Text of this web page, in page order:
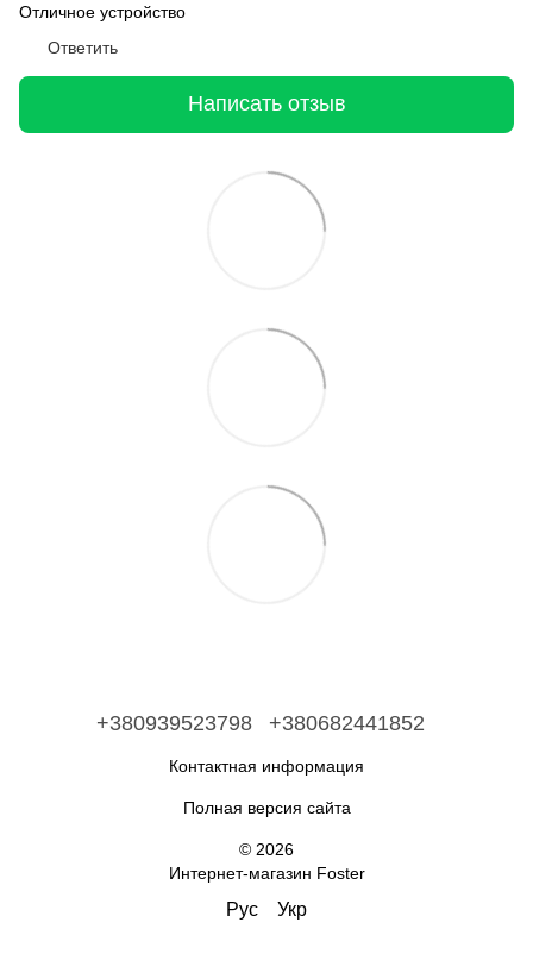
Отличное устройство
Ответить
Написать отзыв
+380939523798 +380682441852
Контактная информация
Полная версия сайта
© 2026
Интернет-магазин Foster
Рус Укр